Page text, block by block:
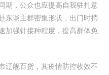
期，公众也应提高自我驻扎意
东谈主群密集形状，出门时捎
加强针接种程度，提高群体免
辽舰百货，其疫情防控收效不